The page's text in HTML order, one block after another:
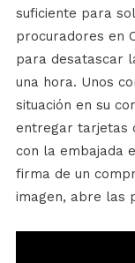
suficiente para
procuradores en
para desatascar
una hora. Unos
situación en su
entregar tarjetas
con la embajada
firma de un
imagen, abre las